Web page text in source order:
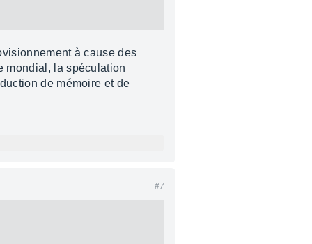
à cause des
mondial, la spéculation
de mémoire et de
#7